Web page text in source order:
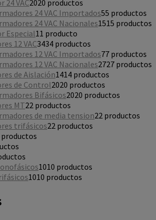
24 VAC2020 productos
24 VAC Importados55 productos
24 VAC Nacionales1515 productos
Especial1 1 producto
12 VAC3434 productos
12 VAC Importados77 productos
12 VAC Nacionales2727 productos
de Aislación1414 productos
de Control2020 productos
Bifásicos2020 productos
MT22 productos
de media tension22 productos
trifásicos22 productos
productos
1010 productos
1010 productos